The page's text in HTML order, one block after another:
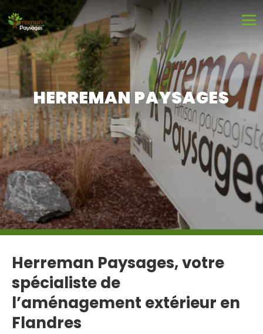
HERREMAN PAYSAGES
Herreman Paysages, votre
spécialiste de
l’aménagement extérieur en
Flandres